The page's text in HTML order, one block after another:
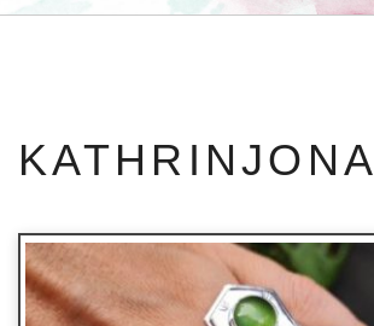
KATHRINJONA